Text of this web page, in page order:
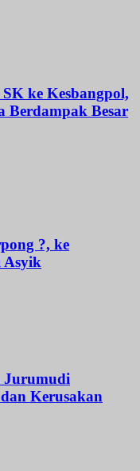
ke Kesbangpol,
Berdampak Besar
?, ke
Asyik
Jurumudi
Kerusakan